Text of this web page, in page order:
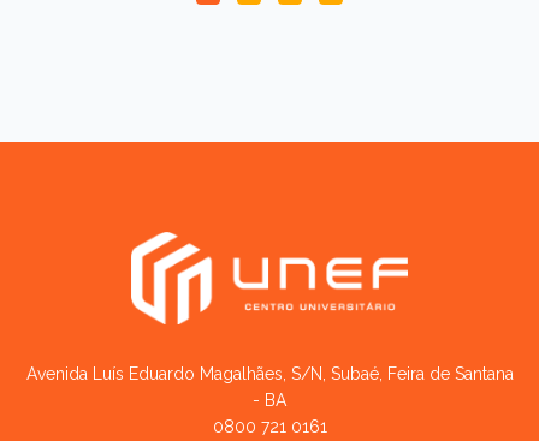
Avenida Luís Eduardo Magalhães, S/N, Subaé, Feira de Santana
- BA
0800 721 0161